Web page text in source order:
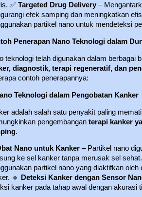
✅ Targeted Drug Delivery–
efek samping dan meningkatkan
partikel nano untuk mendeteksi
Penerapan Nano Teknologi dalam
teknologi telah digunakan dalam berbagai
diagnostik, terapi regeneratif, dan
contoh penerapannya:
Teknologi dalam Pengobatan Kanker
adalah salah satu penyakit paling
pengembangan terapi kanker
.
Nano untuk Kanker – Partikel nano
ke sel kanker tanpa merusak sel sehat.
partikel nano yang diaktifkan
🔹 Deteksi Kanker dengan Sensor
kanker pada tahap awal dengan akurasi